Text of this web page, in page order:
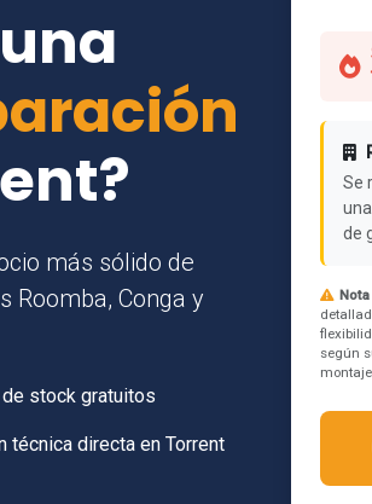
más sólido de
Roomba, Conga y
stock gratuitos
técnica directa en Torrent
Se
una
de
según